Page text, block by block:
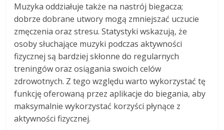
Muzyka oddziałuje także na nastrój biegacza;
dobrze dobrane utwory mogą zmniejszać uczucie
zmęczenia oraz stresu. Statystyki wskazują, że
osoby słuchające muzyki podczas aktywności
fizycznej są bardziej skłonne do regularnych
treningów oraz osiągania swoich celów
zdrowotnych. Z tego względu warto wykorzystać tę
funkcję oferowaną przez aplikacje do biegania, aby
maksymalnie wykorzystać korzyści płynące z
aktywności fizycznej.